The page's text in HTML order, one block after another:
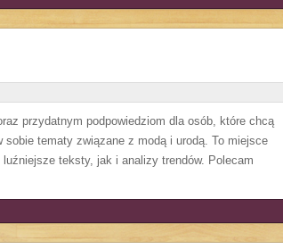
przydatnym podpowiedziom dla osób, które chcą
tematy związane z modą i urodą. To miejsce
teksty, jak i analizy trendów. Polecam